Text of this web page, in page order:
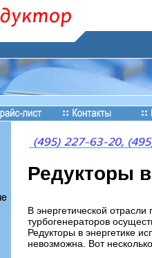
Редукторы
В энергетической
турбогенераторов
Редукторы в энергетике
невозможна. Вот